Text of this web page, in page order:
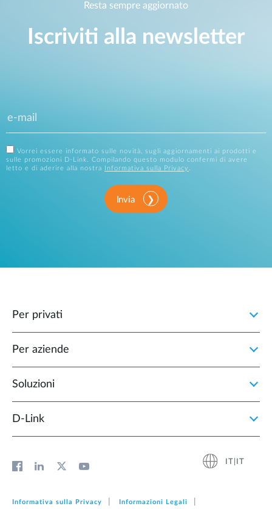
Resta sempre aggiornato
Iscriviti alla newsletter
Vorrei essere informato sulle novità, sugli aggiornamenti ai prodotti e
sulle promozioni D-Link. Compilando questo modulo confermi di avere
letto e di aderire alla nostra
Informativa sulla Privacy .
Invia
Per privati
Per aziende
Soluzioni
D‑Link
Informativa sulla Privacy Informazioni Legali